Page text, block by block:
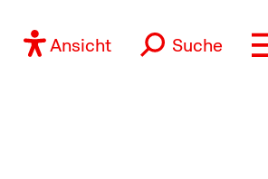
Ansicht Suche